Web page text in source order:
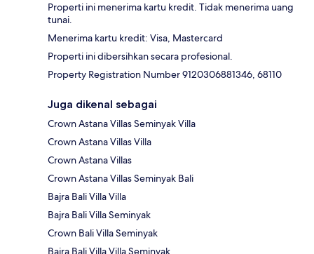
Properti ini menerima kartu kredit. Tidak menerima uang
tunai.
Menerima kartu kredit: Visa, Mastercard
Properti ini dibersihkan secara profesional.
Property Registration Number 9120306881346, 68110
Juga dikenal sebagai
Crown Astana Villas Seminyak Villa
Crown Astana Villas Villa
Crown Astana Villas
Crown Astana Villas Seminyak Bali
Bajra Bali Villa Villa
Bajra Bali Villa Seminyak
Crown Bali Villa Seminyak
Bajra Bali Villa Villa Seminyak